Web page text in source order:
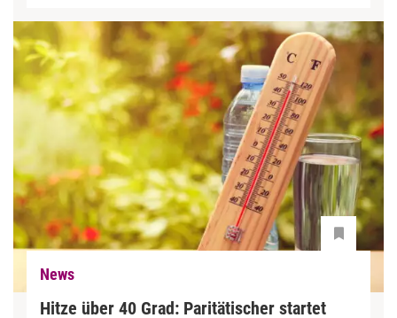
News
Hitze über 40 Grad: Paritätischer startet